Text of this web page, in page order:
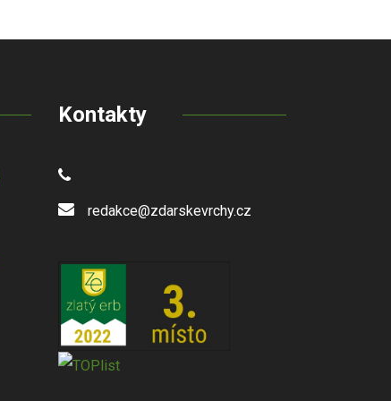
Kontakty
redakce@zdarskevrchy.cz